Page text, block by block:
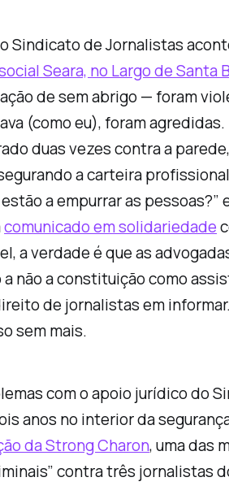
Sindicato de Jornalistas
Seara, no Largo de Santa
de sem abrigo — foram
(como eu), foram
duas vezes contra a
a carteira
a empurrar as
comunicado em solidariedade
a verdade é que as
não a constituição como
de jornalistas em
sem mais.
com o apoio jurídico do
anos no interior da
da Strong Charon, uma das
contra três jornalistas